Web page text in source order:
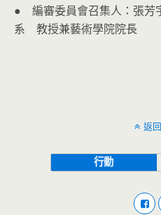
● 編審委員會召集人：張芳
系 教授兼藝術學院院長
返
行動